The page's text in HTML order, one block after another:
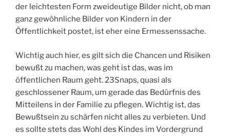
der leichtesten Form zweideutige Bilder nicht, ob man
ganz gewöhnliche Bilder von Kindern in der
Öffentlichkeit postet, ist eher eine Ermessenssache.
Wichtig auch hier, es gilt sich die Chancen und Risiken
bewußt zu machen, was geht ist das, was im
öffentlichen Raum geht. 23Snaps, quasi als
geschlossener Raum, um gerade das Bedürfnis des
Mitteilens in der Familie zu pflegen. Wichtig ist, das
Bewußtsein zu schärfen nicht alles zu verbieten. Und
es sollte stets das Wohl des Kindes im Vordergrund